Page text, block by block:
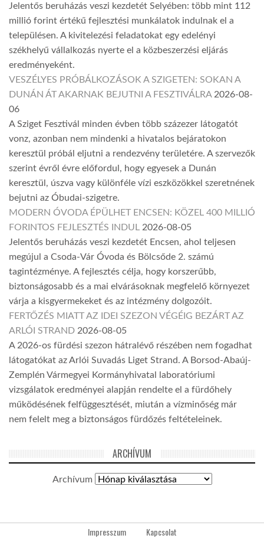
Jelentős beruházás veszi kezdetét Selyében: több mint 112
millió forint értékű fejlesztési munkálatok indulnak el a
településen. A kivitelezési feladatokat egy edelényi
székhelyű vállalkozás nyerte el a közbeszerzési eljárás
eredményeként.
VESZÉLYES PRÓBÁLKOZÁSOK A SZIGETEN: SOKAN A
DUNÁN ÁT AKARNAK BEJUTNI A FESZTIVÁLRA 2026-08-
06
A Sziget Fesztivál minden évben több százezer látogatót
vonz, azonban nem mindenki a hivatalos bejáratokon
keresztül próbál eljutni a rendezvény területére. A szervezők
szerint évről évre előfordul, hogy egyesek a Dunán
keresztül, úszva vagy különféle vízi eszközökkel szeretnének
bejutni az Óbudai-szigetre.
MODERN ÓVODA ÉPÜLHET ENCSEN: KÖZEL 400 MILLIÓ
FORINTOS FEJLESZTÉS INDUL 2026-08-05
Jelentős beruházás veszi kezdetét Encsen, ahol teljesen
megújul a Csoda-Vár Óvoda és Bölcsőde 2. számú
tagintézménye. A fejlesztés célja, hogy korszerűbb,
biztonságosabb és a mai elvárásoknak megfelelő környezet
várja a kisgyermekeket és az intézmény dolgozóit.
FERTŐZÉS MIATT AZ IDEI SZEZON VÉGÉIG BEZÁRT AZ
ARLÓI STRAND 2026-08-05
A 2026-os fürdési szezon hátralévő részében nem fogadhat
látogatókat az Arlói Suvadás Liget Strand. A Borsod-Abaúj-
Zemplén Vármegyei Kormányhivatal laboratóriumi
vizsgálatok eredményei alapján rendelte el a fürdőhely
működésének felfüggesztését, miután a vízminőség már
nem felelt meg a biztonságos fürdőzés feltételeinek.
ARCHÍVUM
Archívum
Impresszum Kapcsolat